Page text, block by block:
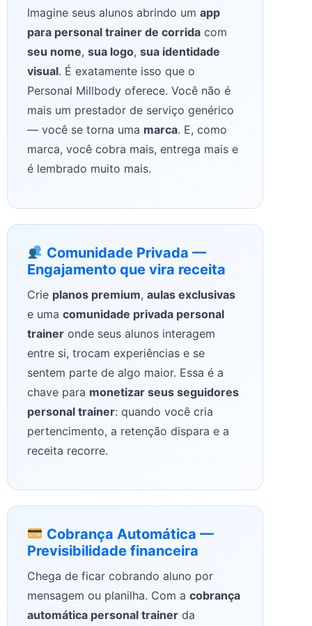
Imagine seus alunos abrindo um app
para personal trainer de corrida com
seu nome, sua logo, sua identidade
visual. É exatamente isso que o
Personal Millbody oferece. Você não é
mais um prestador de serviço genérico
— você se torna uma marca. E, como
marca, você cobra mais, entrega mais e
é lembrado muito mais.
Comunidade Privada —
Engajamento que vira receita
Crie planos premium, aulas exclusivas
e uma comunidade privada personal
trainer onde seus alunos interagem
entre si, trocam experiências e se
sentem parte de algo maior. Essa é a
chave para monetizar seus seguidores
personal trainer: quando você cria
pertencimento, a retenção dispara e a
receita recorre.
Cobrança Automática —
Previsibilidade financeira
Chega de ficar cobrando aluno por
mensagem ou planilha. Com a cobrança
automática personal trainer da